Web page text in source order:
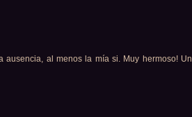
ausencia, al menos la mía si. Muy hermoso! Un